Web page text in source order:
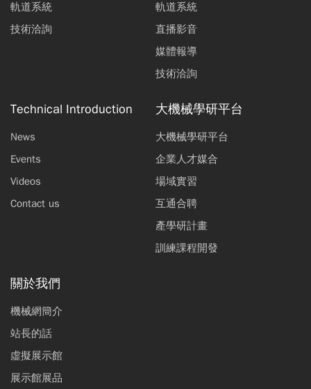
軌道系統
技術洽詢
軌道系統
直播影音
媒體報導
技術洽詢
Technical Introduction
News
Events
Videos
Contact us
大機械學研平台
大機械學研平台
企業人才媒合
場域實習
互通合聘
產學研計畫
訓練課程開發
關於我們
機械網簡介
站長的話
虛擬展示館
展示館展品